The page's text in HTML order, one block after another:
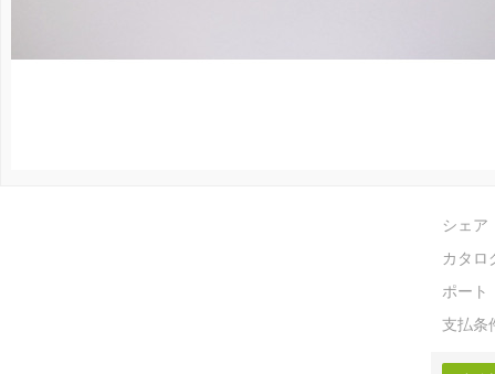
シェア
カタロ
ポート
支払条